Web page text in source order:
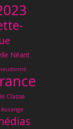
Néant
Classe
Assange